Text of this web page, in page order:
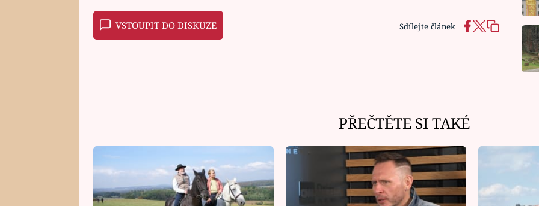
VSTOUPIT DO DISKUZE Sdílejte článek
PŘEČTĚTE SI TAKÉ